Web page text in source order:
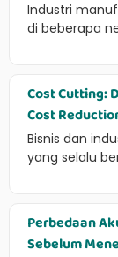
Industri
di beberapa
Cost Cutting:
Cost
Bisnis dan
yang selalu
Perbedaan
Sebelum